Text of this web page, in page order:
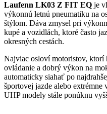
Laufenn LK03 Z FIT EQ je
výkonnú letnú pneumatiku na
štýlom. Dáva zmysel pri
kupé a vozidlách, ktoré často
okresných cestách.
Najviac osloví motoristov, ktorí
ovládanie a dobrý výkon na
automaticky siahať po
športovej jazde alebo
UHP modely stále ponúknu